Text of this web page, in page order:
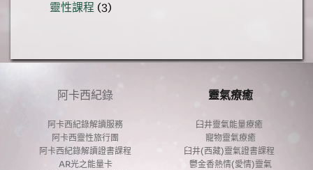
產
靈性課程 33
阿卡西紀錄
阿卡西紀錄解讀服務
阿卡西靈性旅行團
阿卡西紀錄解讀證書課程
AR光之能量卡
靈氣療癒
臼井靈氣能量療癒
寵物靈氣療癒
臼井(西藏)靈氣證書課程
鬱金香熱情(愛情)靈氣